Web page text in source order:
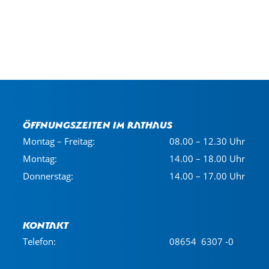
Öffnungszeiten im Rathaus
Montag – Freitag:
08.00 – 12.30 Uhr
Montag:
14.00 – 18.00 Uhr
Donnerstag:
14.00 – 17.00 Uhr
Kontakt
Telefon: 08654 6307 -0